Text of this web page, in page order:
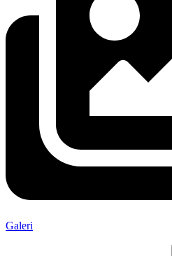
Galeri